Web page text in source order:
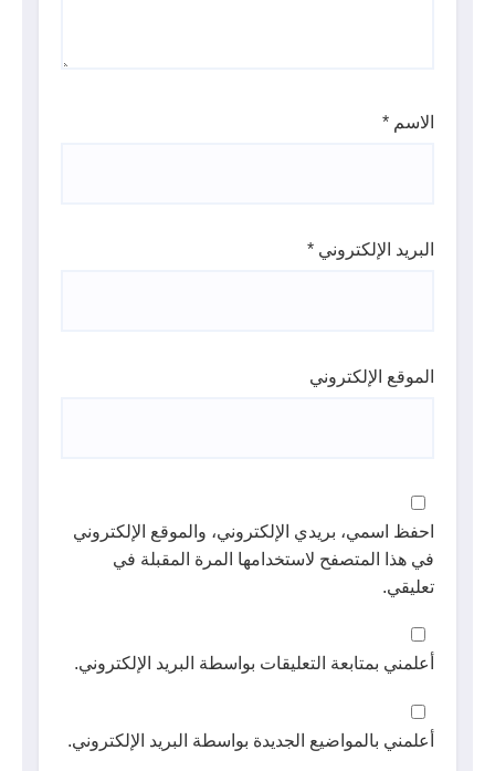
الاسم *
البريد الإلكتروني *
الموقع الإلكتروني
احفظ اسمي، بريدي الإلكتروني، والموقع الإلكتروني
في هذا المتصفح لاستخدامها المرة المقبلة في
تعليقي.
أعلمني بمتابعة التعليقات بواسطة البريد الإلكتروني.
أعلمني بالمواضيع الجديدة بواسطة البريد الإلكتروني.